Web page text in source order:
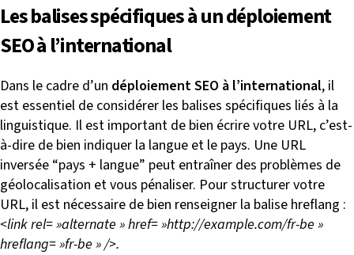
Les balises spécifiques à un déploiement
SEO à l’international
Dans le cadre d’un déploiement SEO à l’international, il
est essentiel de considérer les balises spécifiques liés à la
linguistique. Il est important de bien écrire votre URL, c’est-
à-dire de bien indiquer la langue et le pays. Une URL
inversée “pays + langue” peut entraîner des problèmes de
géolocalisation et vous pénaliser. Pour structurer votre
URL, il est nécessaire de bien renseigner la balise hreflang :
<link rel= »alternate » href= »http://example.com/fr-be »
hreflang= »fr-be » />.